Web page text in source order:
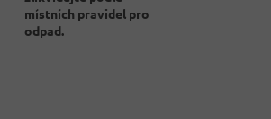
místních pravidel pro
odpad.